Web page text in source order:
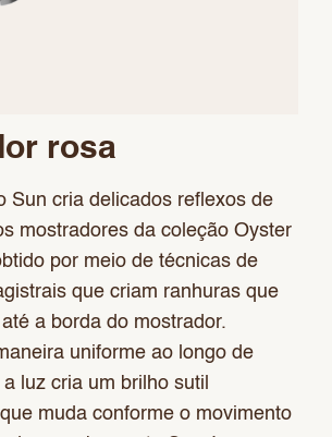
rosa
Sun cria delicados reflexos de
mostradores da coleção Oyster
por meio de técnicas de
que criam ranhuras que
a borda do mostrador.
uniforme ao longo de
luz cria um brilho sutil
muda conforme o movimento